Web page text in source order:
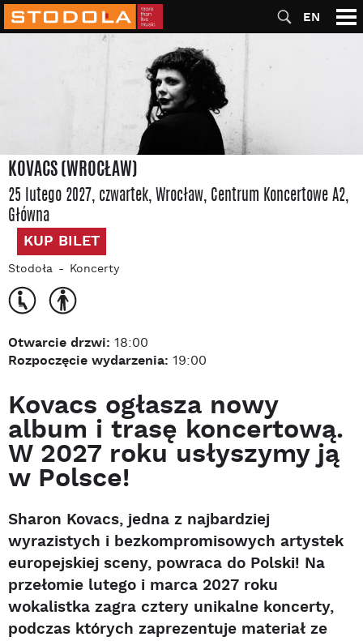
EN
KOVACS (WROCŁAW)
25 lutego 2027, czwartek, Wrocław, Centrum Koncertowe A2,
Główna
KUP BILET
Stodoła Koncerty
Otwarcie drzwi: 18:00
Rozpoczęcie wydarzenia: 19:00
Kovacs ogłasza nowy
album i trasę koncertową.
W 2027 roku usłyszymy ją
w Polsce!
Sharon Kovacs, jedna z najbardziej
wyrazistych i bezkompromisowych artystek
europejskiej sceny, powraca do Polski! Na
przełomie lutego i marca 2027 roku
wokalistka zagra cztery unikalne koncerty,
podczas których zaprezentuje materiał ze